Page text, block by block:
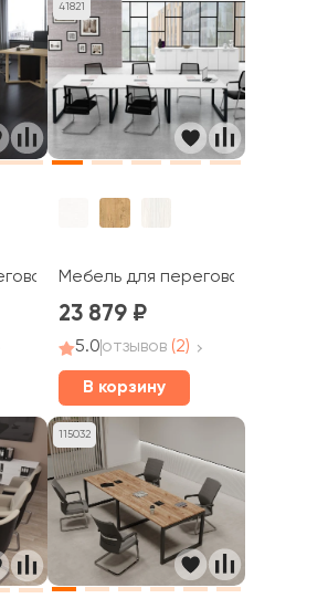
Альто / Alto
41821
Мебель для переговорных
23 879
5.0отзывов (2)
В корзину
115032